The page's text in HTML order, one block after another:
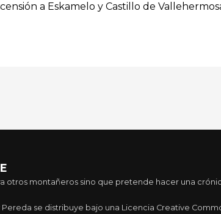
a Eskamelo y Castillo de
otros montañeros sino que pretende hacer una
se distribuye bajo una Licencia Creative